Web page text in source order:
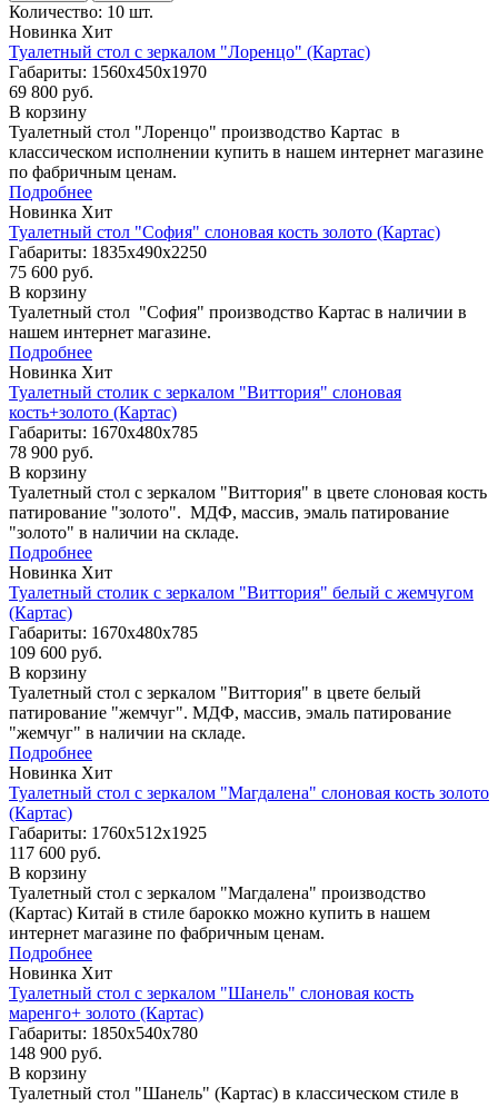
Количество: 10 шт.
Новинка Хит
Туалетный стол с зеркалом "Лоренцо" (Картас)
Габариты: 1560х450х1970
69 800 руб.
В корзину
Туалетный стол "Лоренцо" производство Картас в
классическом исполнении купить в нашем интернет магазине
по фабричным ценам.
Подробнее
Новинка Хит
Туалетный стол "София" слоновая кость золото (Картас)
Габариты: 1835х490х2250
75 600 руб.
В корзину
Туалетный стол "София" производство Картас в наличии в
нашем интернет магазине.
Подробнее
Новинка Хит
Туалетный столик с зеркалом "Виттория" слоновая
кость+золото (Картас)
Габариты: 1670х480х785
78 900 руб.
В корзину
Туалетный стол с зеркалом "Виттория" в цвете слоновая кость
патирование "золото". МДФ, массив, эмаль патирование
"золото" в наличии на складе.
Подробнее
Новинка Хит
Туалетный столик с зеркалом "Виттория" белый с жемчугом
(Картас)
Габариты: 1670х480х785
109 600 руб.
В корзину
Туалетный стол с зеркалом "Виттория" в цвете белый
патирование "жемчуг". МДФ, массив, эмаль патирование
"жемчуг" в наличии на складе.
Подробнее
Новинка Хит
Туалетный стол с зеркалом "Магдалена" слоновая кость золото
(Картас)
Габариты: 1760х512х1925
117 600 руб.
В корзину
Туалетный стол с зеркалом "Магдалена" производство
(Картас) Китай в стиле барокко можно купить в нашем
интернет магазине по фабричным ценам.
Подробнее
Новинка Хит
Туалетный стол с зеркалом "Шанель" слоновая кость
маренго+ золото (Картас)
Габариты: 1850x540x780
148 900 руб.
В корзину
Туалетный стол "Шанель" (Картас) в классическом стиле в